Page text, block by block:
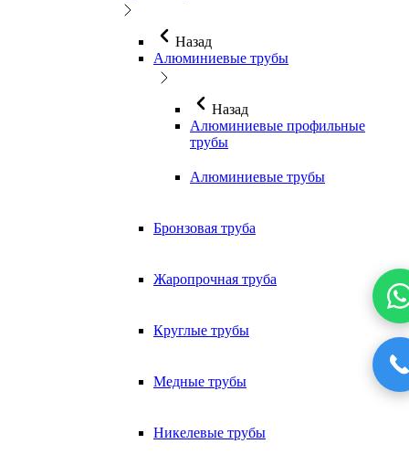
Назад
Алюминиевые трубы
Назад
Алюминиевые профильные
трубы
Алюминиевые трубы
Бронзовая труба
Жаропрочная труба
Круглые трубы
Медные трубы
Никелевые трубы